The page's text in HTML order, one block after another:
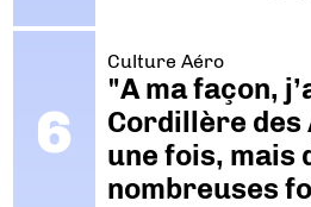
Culture Aéro
"A ma façon,
Cordillère des
une fois, mais
nombreuses